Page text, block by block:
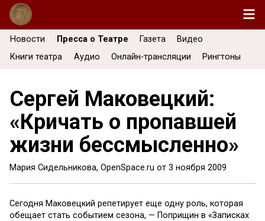
Новости Пресса о Театре Газета
Видео
Книги театра
Аудио Онлайн-трансляции Рингтоны
Сергей Маковецкий:
«Кричать о пропавшей
жизни бессмысленно»
Мария Сидельникова, OpenSpace.ru от 3 ноября 2009
Сегодня Маковецкий репетирует еще одну роль, которая
обещает стать событием сезона, — Поприщин в «Записках